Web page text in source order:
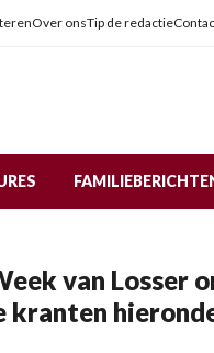
Over onsTip de redactie
van Losser
kranten